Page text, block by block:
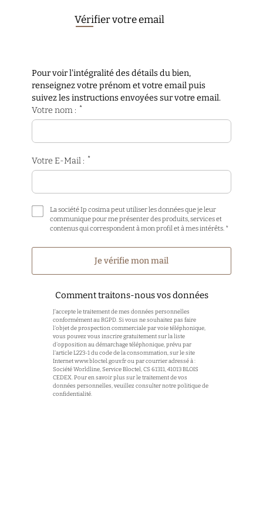
Vérifier votre email
Pour voir l'intégralité des détails du bien,
renseignez votre prénom et votre email puis
suivez les instructions envoyées sur votre email.
Votre nom : *
Votre E-Mail : *
La société Ip cosima peut utiliser les données que je leur
communique pour me présenter des produits, services et
contenus qui correspondent à mon profil et à mes intérêts. *
Je vérifie mon mail
Comment traitons-nous vos données
J'accepte le traitement de mes données personnelles
conformément au RGPD. Si vous ne souhaitez pas faire
l'objet de prospection commerciale par voie téléphonique,
vous pouvez vous inscrire gratuitement sur la liste
d'opposition au démarchage téléphonique, prévu par
l'article L223-1 du code de la consommation, sur le site
Internetwww.bloctel.gouv.frou par courrier adressé à :
Société Worldline, Service Bloctel, CS 61311, 41013 BLOIS
CEDEX. Pour en savoir plus sur le traitement de vos
données personnelles, veuillez consulter notre politique de
confidentialité.